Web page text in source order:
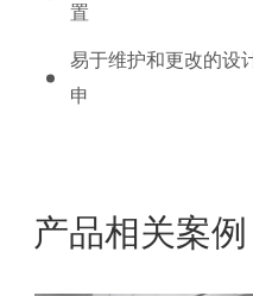
置
易于维护和更改的设
申
产品相关案例